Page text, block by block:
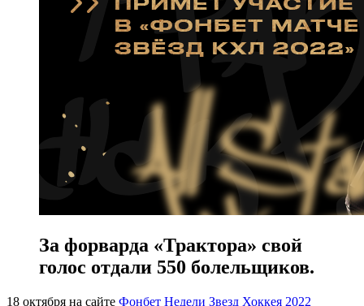
За форварда «Трактора» свой
голос отдали 550 болельщиков.
18 октября на сайте Фонбет Недели Звезд Хоккея 2022